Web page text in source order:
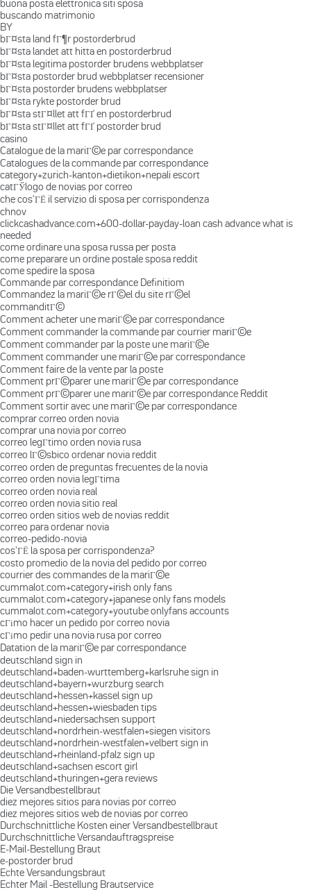
buona posta elettronica siti sposa
buscando matrimonio
BY
bГ¤sta land fГ¶r postorderbrud
bГ¤sta landet att hitta en postorderbrud
bГ¤sta legitima postorder brudens webbplatser
bГ¤sta postorder brud webbplatser recensioner
bГ¤sta postorder brudens webbplatser
bГ¤sta rykte postorder brud
bГ¤sta stГ¤llet att fГҐ en postorderbrud
bГ¤sta stГ¤llet att fГҐ postorder brud
casino
Catalogue de la mariГ©e par correspondance
Catalogues de la commande par correspondance
category+zurich-kanton+dietikon+nepali escort
catГЎlogo de novias por correo
che cos'ГЁ il servizio di sposa per corrispondenza
chnov
clickcashadvance.com+600-dollar-payday-loan cash advance what is
needed
come ordinare una sposa russa per posta
come preparare un ordine postale sposa reddit
come spedire la sposa
Commande par correspondance Definitiom
Commandez la mariГ©e rГ©el du site rГ©el
commanditГ©
Comment acheter une mariГ©e par correspondance
Comment commander la commande par courrier mariГ©e
Comment commander par la poste une mariГ©e
Comment commander une mariГ©e par correspondance
Comment faire de la vente par la poste
Comment prГ©parer une mariГ©e par correspondance
Comment prГ©parer une mariГ©e par correspondance Reddit
Comment sortir avec une mariГ©e par correspondance
comprar correo orden novia
comprar una novia por correo
correo legГ­timo orden novia rusa
correo lГ©sbico ordenar novia reddit
correo orden de preguntas frecuentes de la novia
correo orden novia legГ­tima
correo orden novia real
correo orden novia sitio real
correo orden sitios web de novias reddit
correo para ordenar novia
correo-pedido-novia
cos'ГЁ la sposa per corrispondenza?
costo promedio de la novia del pedido por correo
courrier des commandes de la mariГ©e
cummalot.com+category+irish only fans
cummalot.com+category+japanese only fans models
cummalot.com+category+youtube onlyfans accounts
cГіmo hacer un pedido por correo novia
cГіmo pedir una novia rusa por correo
Datation de la mariГ©e par correspondance
deutschland sign in
deutschland+baden-wurttemberg+karlsruhe sign in
deutschland+bayern+wurzburg search
deutschland+hessen+kassel sign up
deutschland+hessen+wiesbaden tips
deutschland+niedersachsen support
deutschland+nordrhein-westfalen+siegen visitors
deutschland+nordrhein-westfalen+velbert sign in
deutschland+rheinland-pfalz sign up
deutschland+sachsen escort girl
deutschland+thuringen+gera reviews
Die Versandbestellbraut
diez mejores sitios para novias por correo
diez mejores sitios web de novias por correo
Durchschnittliche Kosten einer Versandbestellbraut
Durchschnittliche Versandauftragspreise
E-Mail-Bestellung Braut
e-postorder brud
Echte Versandungsbraut
Echter Mail -Bestellung Brautservice